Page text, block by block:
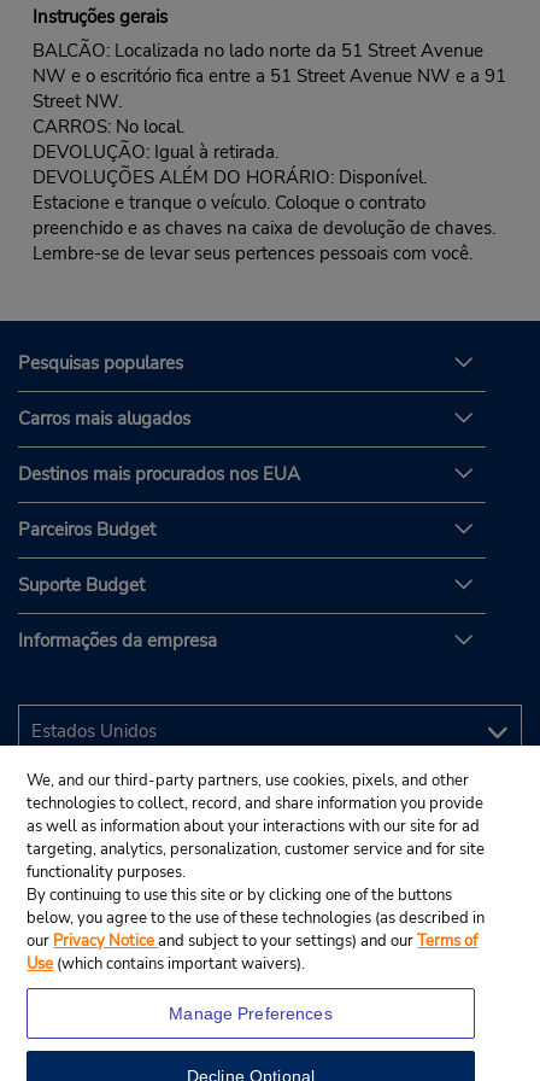
Instruções gerais
BALCÃO: Localizada no lado norte da 51 Street Avenue
NW e o escritório fica entre a 51 Street Avenue NW e a 91
Street NW.
CARROS: No local.
DEVOLUÇÃO: Igual à retirada.
DEVOLUÇÕES ALÉM DO HORÁRIO: Disponível.
Estacione e tranque o veículo. Coloque o contrato
preenchido e as chaves na caixa de devolução de chaves.
Lembre-se de levar seus pertences pessoais com você.
Pesquisas populares
Carros mais alugados
Destinos mais procurados nos EUA
Parceiros Budget
Suporte Budget
Informações da empresa
We, and our third-party partners, use cookies, pixels, and other
technologies to collect, record, and share information you provide
as well as information about your interactions with our site for ad
targeting, analytics, personalization, customer service and for site
functionality purposes.
By continuing to use this site or by clicking one of the buttons
below, you agree to the use of these technologies (as described in
our Privacy Noticeand subject to your settings) and ourTerms of
Use (which contains important waivers).
Manage Preferences
Decline Optional